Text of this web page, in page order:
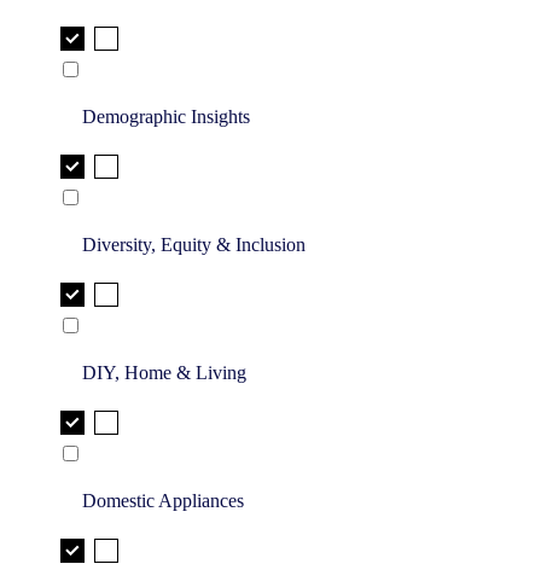
Demographic Insights
Diversity, Equity & Inclusion
DIY, Home & Living
Domestic Appliances